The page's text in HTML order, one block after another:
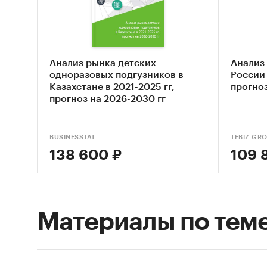
и
В
года
бренд-
Анализ рынка детских
одноразовых подгузников в
Казахстане в 2021-2025 гг,
прогноз на 2026-2030 гг
BUSINESSTAT
138 600 ₽
Анализ
TEBIZ
109
Материалы по